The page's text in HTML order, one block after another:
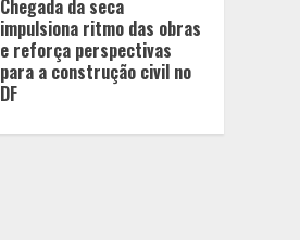
Chegada da seca
impulsiona ritmo das obras
e reforça perspectivas
para a construção civil no
DF